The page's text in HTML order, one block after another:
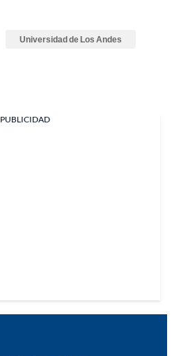
Universidad de Los Andes
PUBLICIDAD